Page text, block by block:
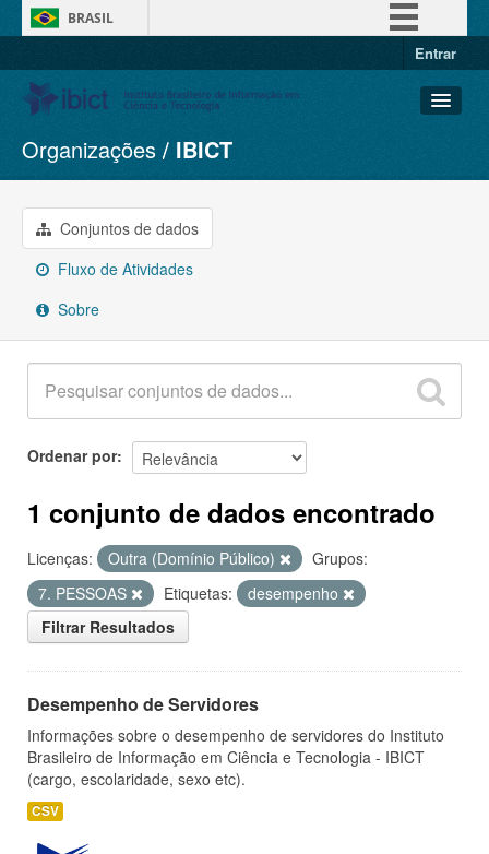
BRASIL
Entrar
Conjuntos de dados
Organizações
Grupos
Sobre
Organizações IBICT
Conjuntos de dados
Fluxo de Atividades
Sobre
Ordenar por
1 conjunto de dados encontrado
Licenças: Outra (Domínio Público)
Grupos:
7. PESSOAS
Etiquetas:
desempenho
Filtrar Resultados
Desempenho de Servidores
Informações sobre o desempenho de servidores do Instituto
Brasileiro de Informação em Ciência e Tecnologia - IBICT
(cargo, escolaridade, sexo etc).
CSV